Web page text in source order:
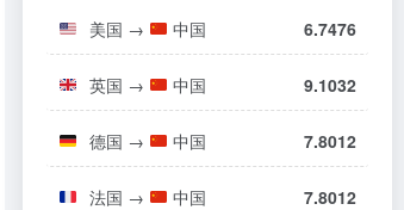
10 TikTok东南亚裁员惊动印尼政府 印尼2
00员工接受补偿方案离职
11 TikTok 在美停止服务，美区 iOS、安卓
已下架
美国 → 中国 6.7476
英国 → 中国 9.1032
德国 → 中国 7.8012
法国 → 中国 7.8012